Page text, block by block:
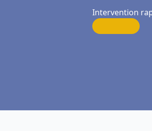
Intervention